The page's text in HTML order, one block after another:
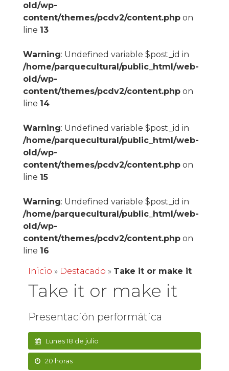
old/wp-
content/themes/pcdv2/content.phpon
line 13
Warning: Undefined variable $post_id in
/home/parquecultural/public_html/web-
old/wp-
content/themes/pcdv2/content.phpon
line 14
Warning: Undefined variable $post_id in
/home/parquecultural/public_html/web-
old/wp-
content/themes/pcdv2/content.phpon
line 15
Warning: Undefined variable $post_id in
/home/parquecultural/public_html/web-
old/wp-
content/themes/pcdv2/content.phpon
line 16
Inicio » Destacado » Take it or make it
Take it or make it
Presentación performática
Lunes 18 de julio
20 horas